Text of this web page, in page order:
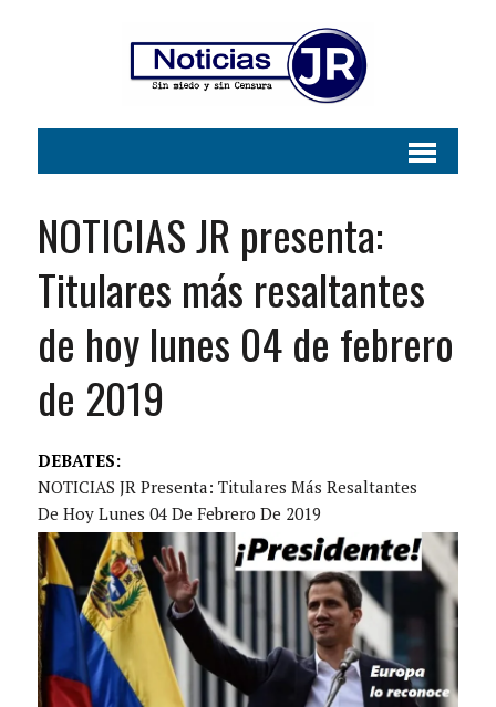
NOTICIAS JR presenta:
Titulares más resaltantes
de hoy lunes 04 de febrero
de 2019
DEBATES:
NOTICIAS JR Presenta: Titulares Más Resaltantes
De Hoy Lunes 04 De Febrero De 2019